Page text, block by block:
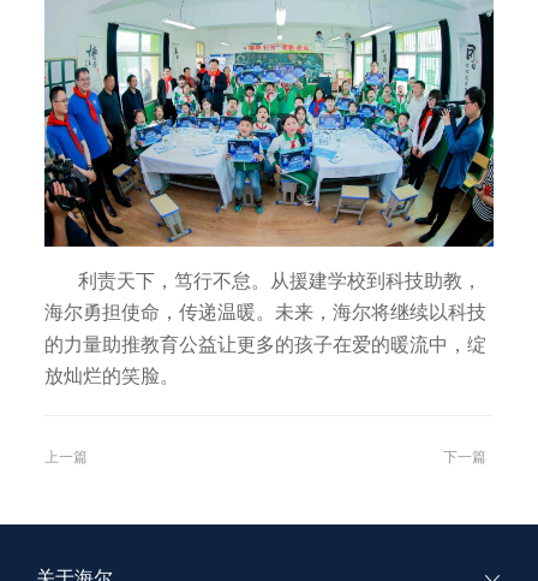
利责天下，笃行不怠。从援建学校到科技助教，
海尔勇担使命，传递温暖。未来，海尔将继续以科技
的力量助推教育公益让更多的孩子在爱的暖流中，绽
放灿烂的笑脸。
上一篇 下一篇